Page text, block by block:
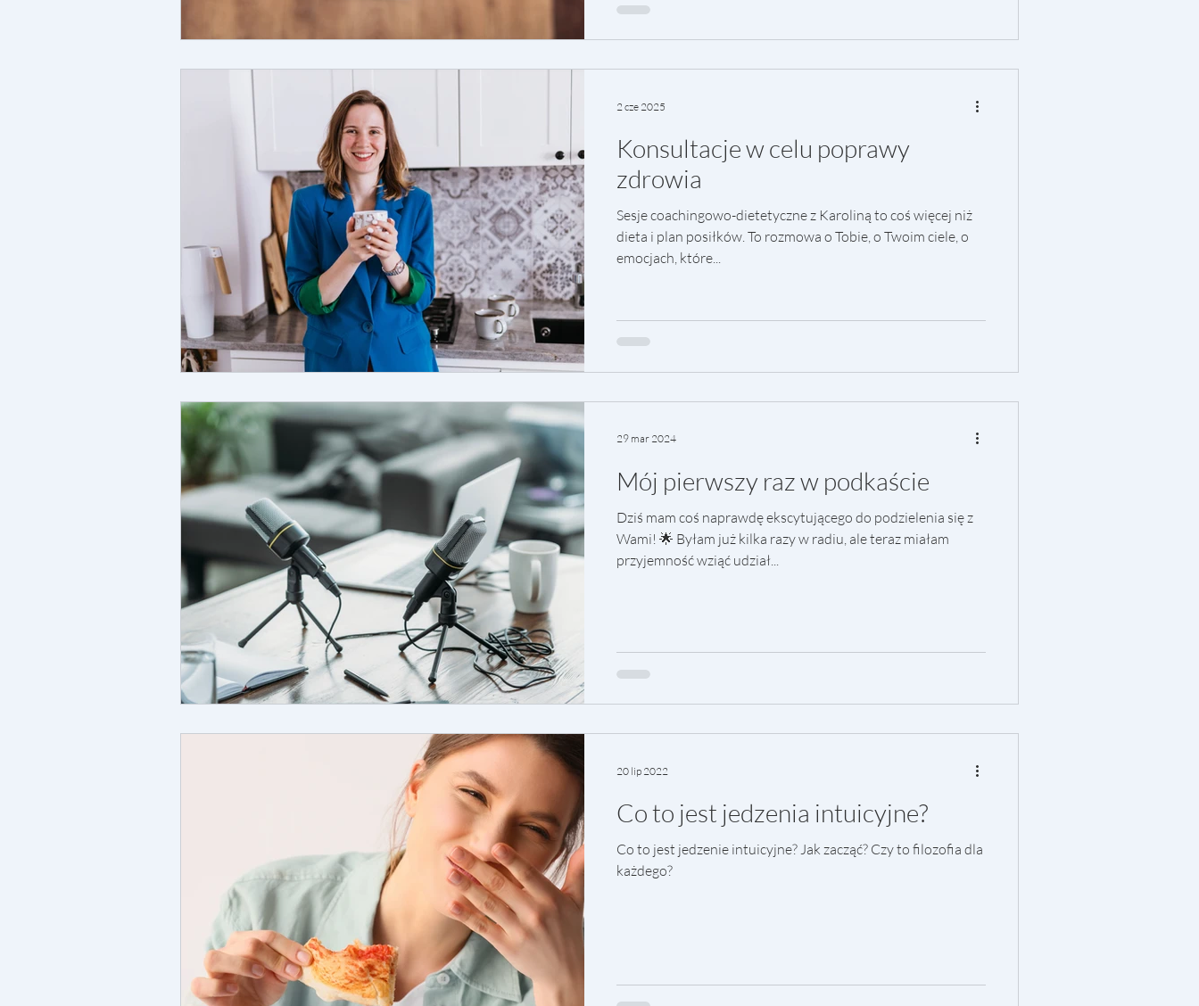
Konsultacje w celu poprawy
zdrowia
Sesje coachingowo-dietetyczne z Karoliną to coś więcej niż
dieta i plan posiłków. To rozmowa o Tobie, o Twoim ciele, o
emocjach, które...
2 cze 2025
Mój pierwszy raz w podkaście
Dziś mam coś naprawdę ekscytującego do podzielenia się z
Wami! 🌟 Byłam już kilka razy w radiu, ale teraz miałam
przyjemność wziąć udział...
29 mar 2024
Co to jest jedzenia intuicyjne?
Co to jest jedzenie intuicyjne? Jak zacząć? Czy to filozofia dla
każdego?
20 lip 2022